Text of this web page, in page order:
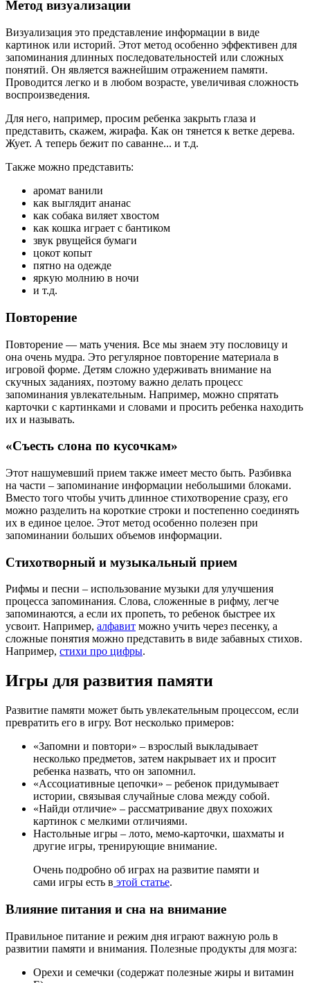
Метод визуализации
Визуализация это представление информации в виде
картинок или историй. Этот метод особенно эффективен для
запоминания длинных последовательностей или сложных
понятий. Он является важнейшим отражением памяти.
Проводится легко и в любом возрасте, увеличивая сложность
воспроизведения.
Для него, например, просим ребенка закрыть глаза и
представить, скажем, жирафа. Как он тянется к ветке дерева.
Жует. А теперь бежит по саванне... и т.д.
Также можно представить:
аромат ванили
как выглядит ананас
как собака виляет хвостом
как кошка играет с бантиком
звук рвущейся бумаги
цокот копыт
пятно на одежде
яркую молнию в ночи
и т.д.
Повторение
Повторение — мать учения. Все мы знаем эту пословицу и
она очень мудра. Это регулярное повторение материала в
игровой форме. Детям сложно удерживать внимание на
скучных заданиях, поэтому важно делать процесс
запоминания увлекательным. Например, можно спрятать
карточки с картинками и словами и просить ребенка находить
их и называть.
«Съесть слона по кусочкам»
Этот нашумевший прием также имеет место быть. Разбивка
на части – запоминание информации небольшими блоками.
Вместо того чтобы учить длинное стихотворение сразу, его
можно разделить на короткие строки и постепенно соединять
их в единое целое. Этот метод особенно полезен при
запоминании больших объемов информации.
Стихотворный и музыкальный прием
Рифмы и песни – использование музыки для улучшения
процесса запоминания. Слова, сложенные в рифму, легче
запоминаются, а если их пропеть, то ребенок быстрее их
усвоит. Например, алфавит можно учить через песенку, а
сложные понятия можно представить в виде забавных стихов.
Например, стихи про цифры.
Игры для развития памяти
Развитие памяти может быть увлекательным процессом, если
превратить его в игру. Вот несколько примеров:
«Запомни и повтори» – взрослый выкладывает
несколько предметов, затем накрывает их и просит
ребенка назвать, что он запомнил.
«Ассоциативные цепочки» – ребенок придумывает
истории, связывая случайные слова между собой.
«Найди отличие» – рассматривание двух похожих
картинок с мелкими отличиями.
Настольные игры – лото, мемо-карточки, шахматы и
другие игры, тренирующие внимание.
Очень подробно об играх на развитие памяти и
сами игры есть в этой статье.
Влияние питания и сна на внимание
Правильное питание и режим дня играют важную роль в
развитии памяти и внимания. Полезные продукты для мозга:
Орехи и семечки (содержат полезные жиры и витамин